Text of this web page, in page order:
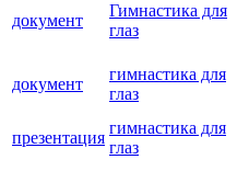
документ
Гимнастика для
глаз
документ
гимнастика для
глаз
презентация
гимнастика для
глаз